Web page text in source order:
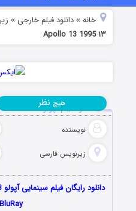
خانه »دانلود فیلم خارجی »
۱۳ Apollo 13 1995
دانلود فیلم آپولو ۱۳ Apollo 13 1995
نویسنده
زیرنویس فارسی
هیچ نظر